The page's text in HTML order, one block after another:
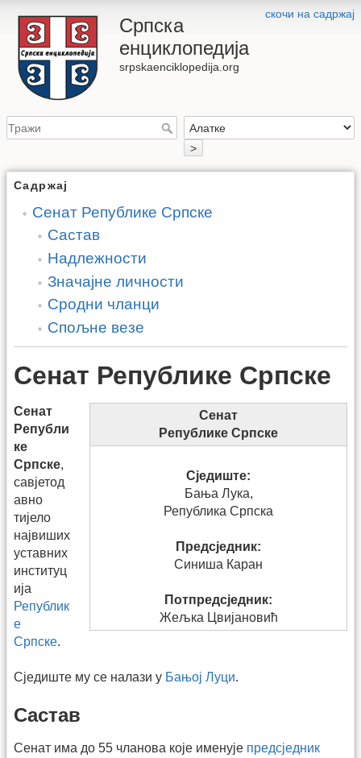
скочи на садржај
Српска
енциклопедија
srpskaenciklopedija.org
>
Садржај
Сенат Републике Српске
Састав
Надлежности
Значајне личности
Сродни чланци
Спољне везе
Сенат Републике Српске
Сенат
Републике Српске
Сједиште:
Бања Лука,
Република Српска
Предсједник:
Синиша Каран
Потпредсједник:
Жељка Цвијановић
Сенат
Републи
ке
Српске,
савјетод
авно
тијело
највиших
уставних
институц
ија
Републик
е
Српске.
Сједиште му се налази у Бањој Луци.
Састав
Сенат има до 55 чланова које именује предсједник